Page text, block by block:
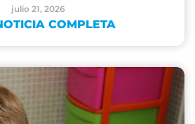
julio 21, 2026
COMPLETA